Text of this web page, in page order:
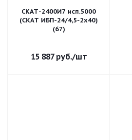
СКАТ-2400И7 исп.5000
(СКАТ ИБП-24/4,5-2x40)
(67)
15 887руб./шт